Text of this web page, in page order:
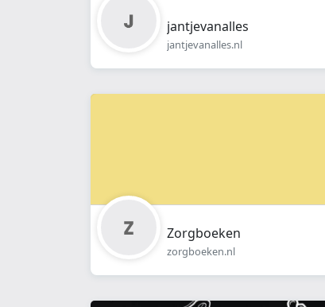
jantjevanalles
jantjevanalles.nl
Zorgboeken
zorgboeken.nl